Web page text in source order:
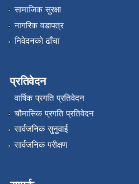
सामाजिक सुरक्षा
नागरिक वडापत्र
निवेदनको ढाँचा
प्रतिवेदन
वार्षिक प्रगति प्रतिवेदन
चौमासिक प्रगति प्रतिवेदन
सार्वजनिक सुनुवाई
सार्वजनिक परीक्षण